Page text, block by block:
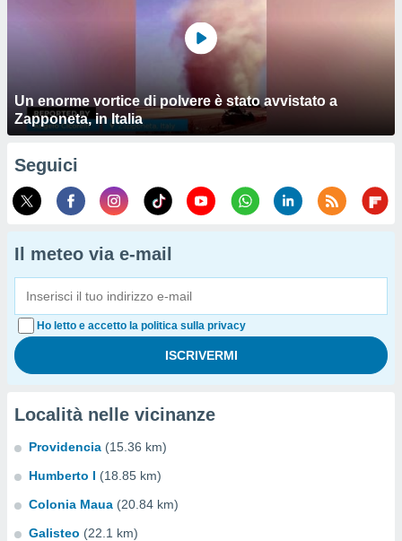
Un enorme vortice di polvere è stato avvistato a
Zapponeta, in Italia
Seguici
Il meteo via e-mail
Ho letto e accetto la politica sulla privacy
Località nelle vicinanze
Providencia (15.36 km)
Humberto I (18.85 km)
Colonia Maua (20.84 km)
Galisteo (22.1 km)